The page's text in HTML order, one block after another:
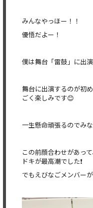
みんなやっほー！！
優悟だよー！
僕は舞台「雷鼓」に出
舞台に出演するのが初
ごく楽しみです😊
一生懸命頑張るのでみ
この前顔合わせがあっ
ドキが最高潮でした❗️
でもえびなごメンバー